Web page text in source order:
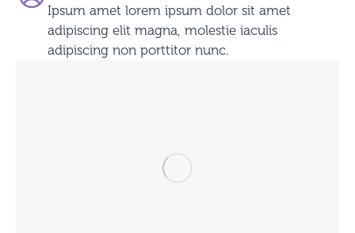
Ipsum amet lorem ipsum dolor sit amet
adipiscing elit magna, molestie iaculis
adipiscing non porttitor nunc.